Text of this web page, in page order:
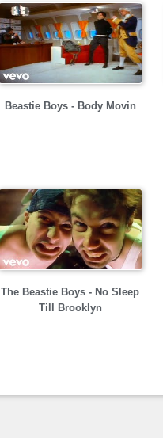
Beastie Boys - Body Movin
The Beastie Boys - No Sleep
Till Brooklyn